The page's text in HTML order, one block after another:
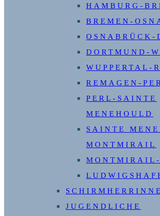
HAMBURG-
BREMEN-
OSNABRÜCK-
DORTMUND-
WUPPERTAL-
REMAGEN-
PERL-SAINTE
MENEHOULD
SAINTE
MONTMIRAIL
MONTMIRAIL-
JUGENDLICHE